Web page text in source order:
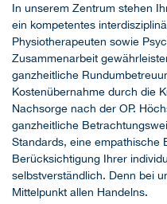
In unserem Zentrum stehen
ein kompetentes
Physiotherapeuten sowie
Zusammenarbeit
ganzheitliche
Kostenübernahme durch die
Nachsorge nach der OP.
ganzheitliche
Standards, eine empathische
Berücksichtigung Ihrer
selbstverständlich. Denn bei
Mittelpunkt allen Handelns.